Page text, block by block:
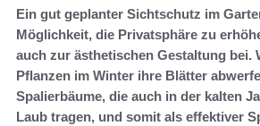
Ein gut geplanter Sichtschutz im
Möglichkeit, die Privatsphäre zu
auch zur ästhetischen Gestaltung bei.
Pflanzen im Winter ihre Blätter
Spalierbäume, die auch in der kalten
Laub tragen, und somit als effektiver